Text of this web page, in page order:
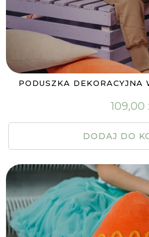
PODUSZKA DEKORACYJNA
109,00
DODAJ DO